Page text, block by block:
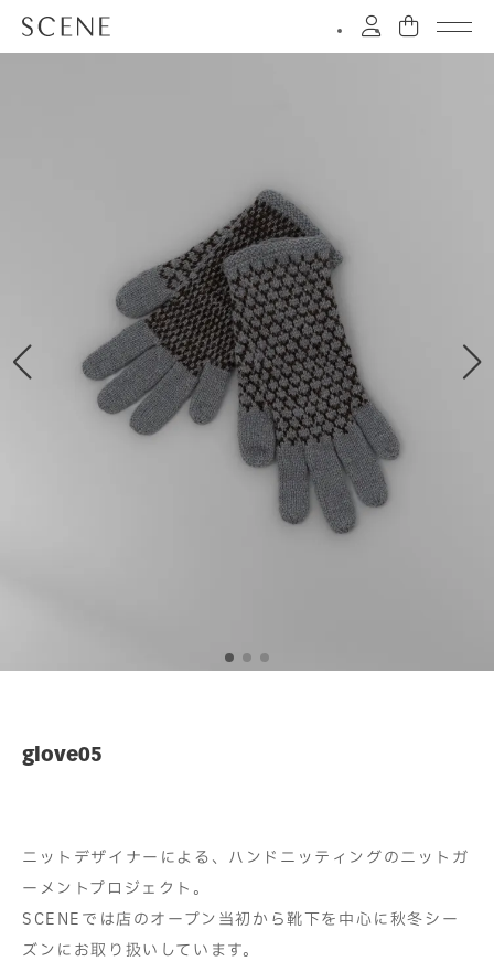
glove05
ニットデザイナーによる、ハンドニッティングのニットガ
ーメントプロジェクト。
SCENEでは店のオープン当初から靴下を中心に秋冬シー
ズンにお取り扱いしています。